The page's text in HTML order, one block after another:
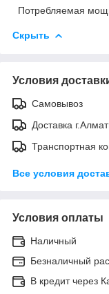
Потребляемая
Скрыть
Условия
Самовывоз
Доставка
Транспортная
Все условия
Условия оплаты
Наличный
Безналичный
В кредит через